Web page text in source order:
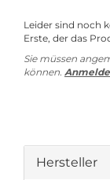
Leider sind noch
Erste, der das
Sie müssen
können.
Hersteller